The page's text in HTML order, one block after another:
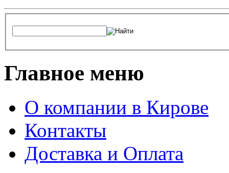
Главное меню
О компании в Кирове
Контакты
Доставка и Оплата